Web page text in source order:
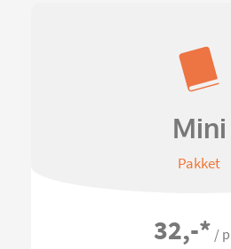
Mini
Pakket
32,-* /